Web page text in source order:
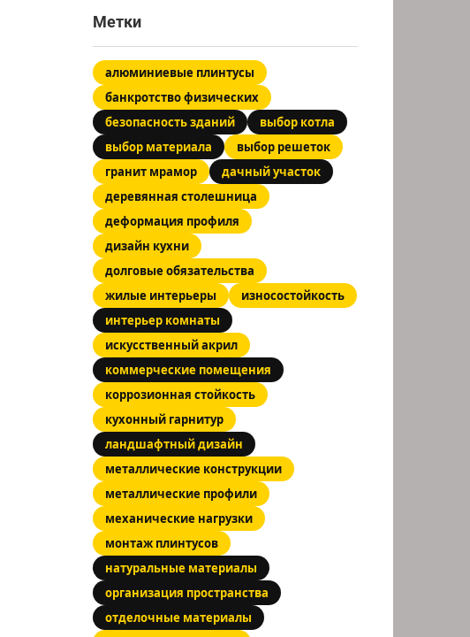
Метки
алюминиевые плинтусы
банкротство физических
безопасность зданий
выбор котла
выбор материала
выбор решеток
гранит мрамор
дачный участок
деревянная столешница
деформация профиля
дизайн кухни
долговые обязательства
жилые интерьеры
износостойкость
интерьер комнаты
искусственный акрил
коммерческие помещения
коррозионная стойкость
кухонный гарнитур
ландшафтный дизайн
металлические конструкции
металлические профили
механические нагрузки
монтаж плинтусов
натуральные материалы
организация пространства
отделочные материалы